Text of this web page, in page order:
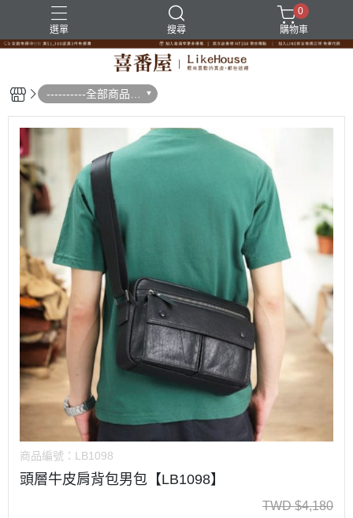
選單 搜尋
0
購物車
----------全部商品--
--------
商品編號： LB1098
頭層牛皮肩背包男包【LB1098】
TWD $4,180